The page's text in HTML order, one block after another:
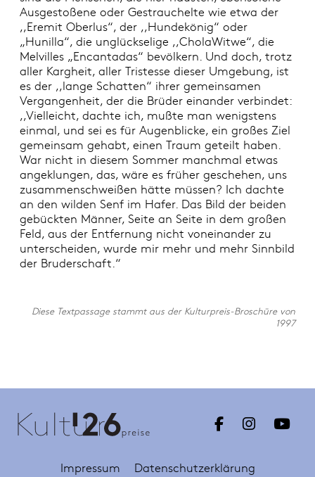
Ausgestoßene oder Gestrauchelte wie etwa der
,,Eremit Oberlus“, der ,,Hundekönig“ oder
„Hunilla“, die unglückselige ,,CholaWitwe“, die
Melvilles „Encantadas“ bevölkern. Und doch, trotz
aller Kargheit, aller Tristesse dieser Umgebung, ist
es der ,,lange Schatten“ ihrer gemeinsamen
Vergangenheit, der die Brüder einander verbindet:
,,Vielleicht, dachte ich, mußte man wenigstens
einmal, und sei es für Augenblicke, ein großes Ziel
gemeinsam gehabt, einen Traum geteilt haben.
War nicht in diesem Sommer manchmal etwas
angeklungen, das, wäre es früher geschehen, uns
zusammenschweißen hätte müssen? Ich dachte
an den wilden Senf im Hafer. Das Bild der beiden
gebückten Männer, Seite an Seite in dem großen
Feld, aus der Entfernung nicht voneinander zu
unterscheiden, wurde mir mehr und mehr Sinnbild
der Bruderschaft.“
Diese Textpassage stammt aus der Kulturpreis-Broschüre von
1997
Impressum Datenschutzerklärung